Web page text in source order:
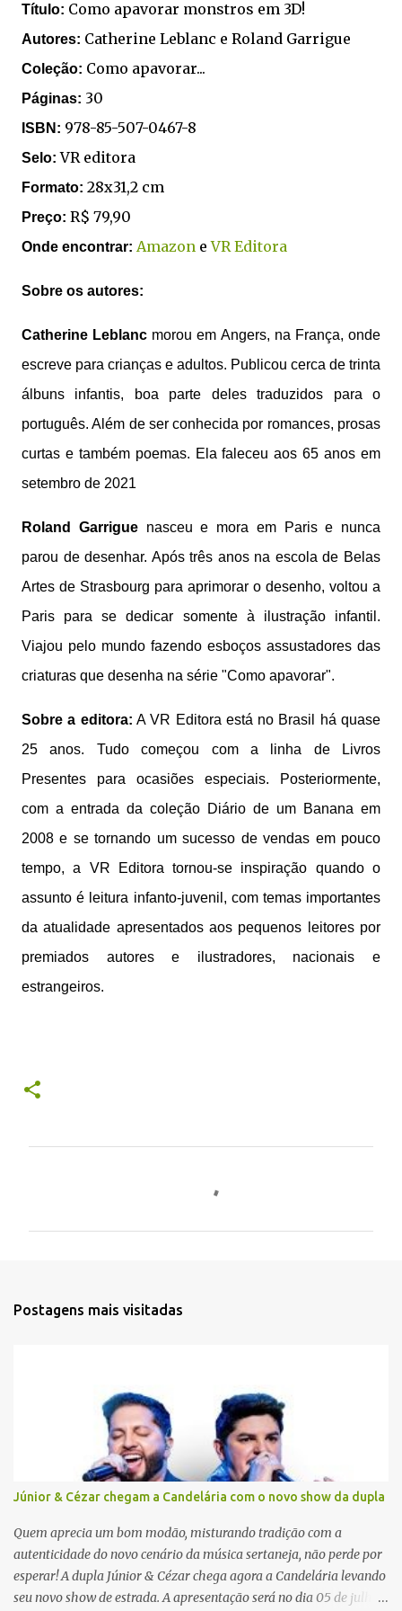
Título: Como apavorar monstros em 3D!
Autores: Catherine Leblanc e Roland Garrigue
Coleção: Como apavorar...
Páginas: 30
ISBN: 978-85-507-0467-8
Selo:VR editora
Formato: 28x31,2 cm
Preço: R$ 79,90
Onde encontrar: Amazon eVR Editora
Sobre os autores:
Catherine Leblanc morou em Angers, na França, onde
escreve para crianças e adultos. Publicou cerca de trinta
álbuns infantis, boa parte deles traduzidos para o
português. Além de ser conhecida por romances, prosas
curtas e também poemas. Ela faleceu aos 65 anos em
setembro de 2021
Roland Garriguenasceu e mora em Paris e nunca
parou de desenhar. Após três anos na escola de Belas
Artes de Strasbourg para aprimorar o desenho, voltou a
Paris para se dedicar somente à ilustração infantil.
Viajou pelo mundo fazendo esboços assustadores das
criaturas que desenha na série "Como apavorar".
Sobre a editora: A VR Editora está no Brasil há quase
25 anos. Tudo começou com a linha de Livros
Presentes para ocasiões especiais. Posteriormente,
com a entrada da coleção Diário de um Banana em
2008 e se tornando um sucesso de vendas em pouco
tempo, a VR Editora tornou-se inspiração quando o
assunto é leitura infanto-juvenil, com temas importantes
da atualidade apresentados aos pequenos leitores por
premiados autores e ilustradores, nacionais e
estrangeiros.
Postagens mais visitadas
Júnior & Cézar chegam a Candelária com o novo show da dupla
Quem aprecia um bom modão, misturando tradição com a
autenticidade do novo cenário da música sertaneja, não perde por
esperar! A dupla Júnior & Cézar chega agora a Candelária levando
seu novo show de estrada. A apresentação será no dia 05 de julho